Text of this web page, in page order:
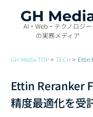
AI・Web・テクノロジー
の実務メディア
GH Media TOP TECH Ettin
Ettin Reranker
精度最適化を受